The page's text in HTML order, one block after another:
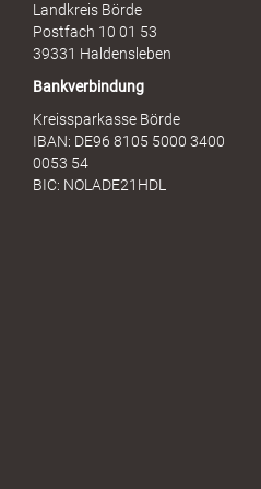
Landkreis Börde
Postfach 10 01 53
39331 Haldensleben
Bankverbindung
Kreissparkasse Börde
IBAN: DE96 8105 5000 3400
0053 54
BIC: NOLADE21HDL